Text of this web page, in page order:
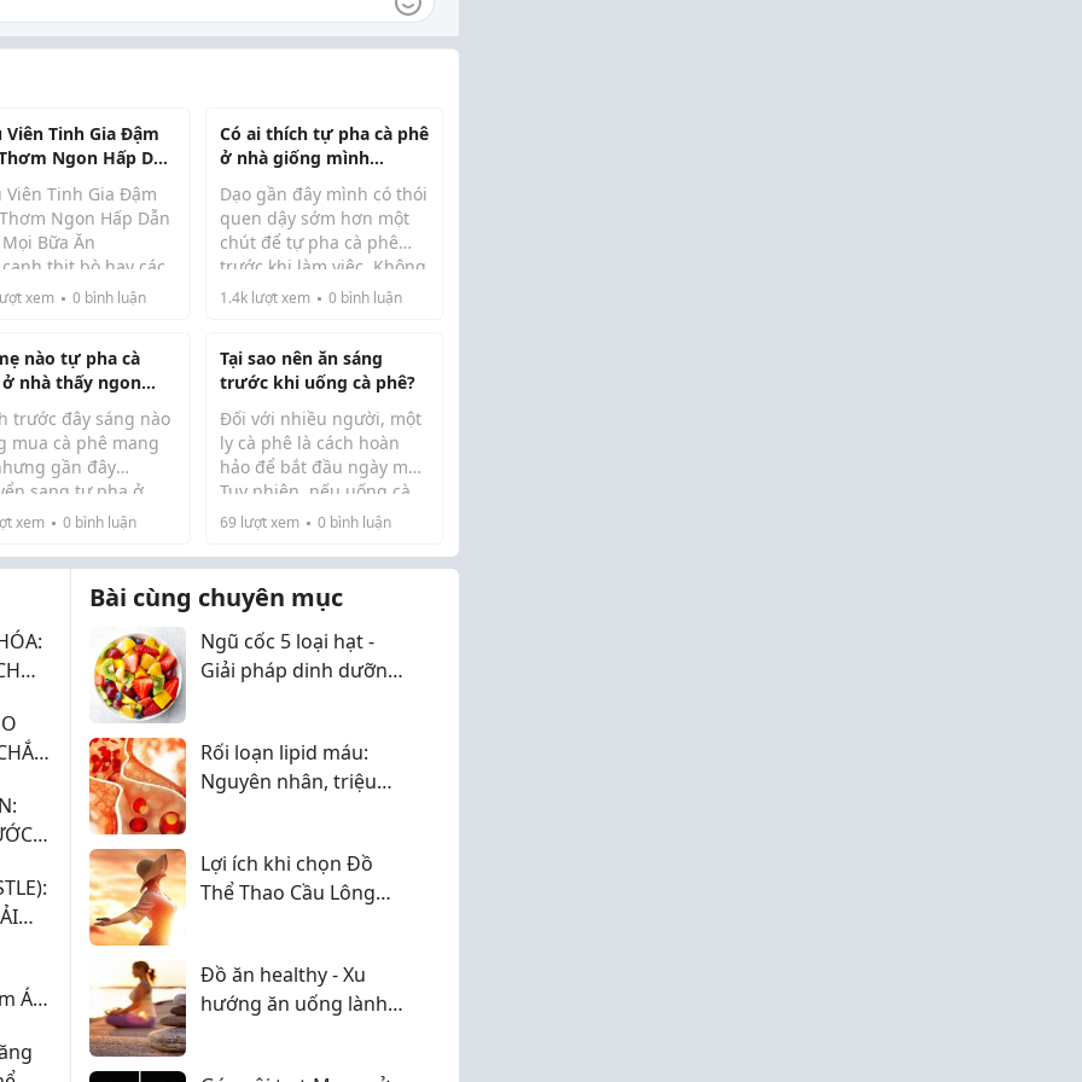
Viên Tinh Gia Đậm
Ngon Hấp Dẫn
Mọi Bữa Ăn
Viên Tinh Gia Đậm
Ngon Hấp Dẫn
Bữa Ăn
cạnh thịt bò hay các
sản quen thuộc,
vô cùng bổ dưỡng
lượng din...
xem 0 bình luận
Có ai thích tự pha cà phê
ở nhà giống mình
không?
Dạo gần đây mình có thói
quen dậy sớm hơn một
chút để tự pha cà phê
trước khi làm việc. Không
biết có mẹ nào giống
phê thơm vào buổi sáng
thật sự khá th...
1.4klượt xem 0bình luận
nào tự pha cà
ở nhà thấy ngon
ngoài quán không?
trước đây sáng nào
mua cà phê mang
gần đây
sang tự pha ở
tiết kiệm chi phí.
với mình hơn vì
tự điều chỉnh độ
xem 0 bình luận
Tại sao nên ăn sáng
trước khi uống cà phê?
Đối với nhiều người, một
ly cà phê là cách hoàn
hảo để bắt đầu ngày mới.
Tuy nhiên, nếu uống cà
phê khi bụng còn đói, cơ
vấn đề như cồn cào, tăng
tiết axit dạ dày hoặc cảm
giác b...
69 lượt xem 0bình luận
Ái
Bài cùng chuyên mục
Ngũ cốc 5 loại hạt -
Giải pháp dinh dưỡng
Rối loạn lipid máu:
Nguyên nhân, triệu
Lợi ích khi chọn Đồ
Thể Thao Cầu Lông
Đồ ăn healthy - Xu
hướng ăn uống lành